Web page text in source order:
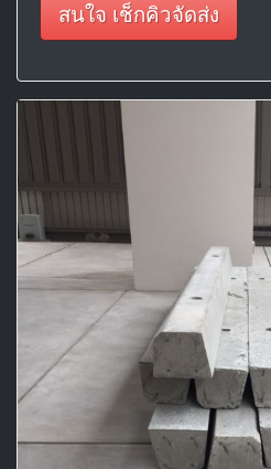
สนใจ เช็กคิวจัดส่ง